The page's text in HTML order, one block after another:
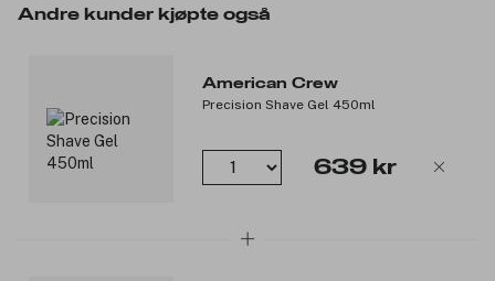
Andre kunder kjøpte også
American Crew
Precision Shave Gel 450ml
639 kr